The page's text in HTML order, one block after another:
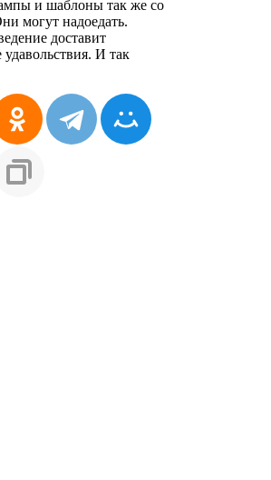
и шаблоны так же со
могут надоедать.
доставит
И так